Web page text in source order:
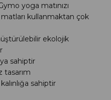
yoga matınızı
kullanmaktan çok
ekolojik
sahiptir
tasarım
sahiptir